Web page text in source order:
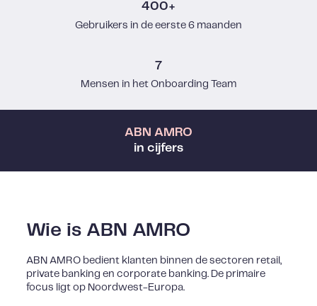
400+
Gebruikers in de eerste 6 maanden
7
Mensen in het Onboarding Team
ABN AMRO
in cijfers
Wie is ABN AMRO
ABN AMRO bedient klanten binnen de sectoren retail,
private banking en corporate banking. De primaire
focus ligt op Noordwest-Europa.